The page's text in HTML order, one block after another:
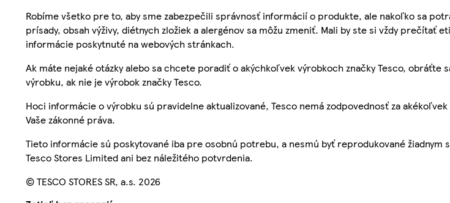
Robíme všetko pre to, aby sme zabezpečili správnosť informácií o produkte, ale nakoľko sa
prísady, obsah výživy, diétnych zložiek a alergénov sa môžu zmeniť. Mali by ste si vždy prečítať
informácie poskytnuté na webových stránkach.
Ak máte nejaké otázky alebo sa chcete poradiť o akýchkoľvek výrobkoch značky Tesco, obráťte
výrobku, ak nie je výrobok značky Tesco.
Hoci informácie o výrobku sú pravidelne aktualizované, Tesco nemá zodpovednosť za
Vaše zákonné práva.
Tieto informácie sú poskytované iba pre osobnú potrebu, a nesmú byť reprodukované žiadnym
Tesco Stores Limited ani bez náležitého potvrdenia.
© TESCO STORES SR, a.s. 2026